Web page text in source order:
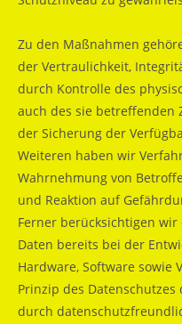
Zu den Maßnahmen
der Vertraulichkeit,
durch Kontrolle des
auch des sie betreffenden
der Sicherung der
Weiteren haben wir
Wahrnehmung von
und Reaktion auf
Ferner berücksichtigen
Daten bereits bei der
Hardware, Software sowie
Prinzip des
durch